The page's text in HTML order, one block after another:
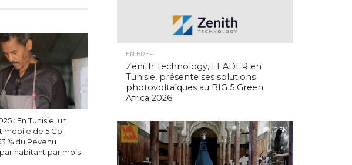
: En Tunisie, un
mobile de 5 Go
% du Revenu
habitant par mois
EN BREF
Zenith Technology, LEADER en
Tunisie, présente ses solutions
photovoltaïques au BIG 5 Green
Africa 2026
2.5K